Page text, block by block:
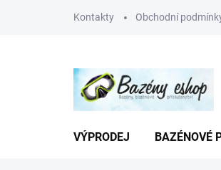
Kontakty Obchodní
VÝPRODEJ BAZÉNOVÉ